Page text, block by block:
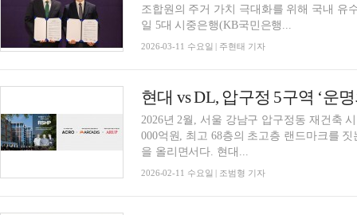
조합원의 주거 가치 극대화를 위해 국내 유
일 5대 시중은행(KB국민은행...
2026-03-11 수요일 | 주현태 기자
현대 vs DL, 압구정 5구역 ‘운
2026년 2월, 서울 강남구 압구정동 재건축
000억원, 최고 68층의 초고층 랜드마크를
을 올리면서다. 현대...
2026-02-11 수요일 | 조범형 기자